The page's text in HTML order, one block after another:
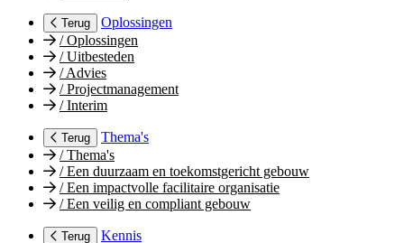
Terug
Oplossingen
/Oplossingen
/Uitbesteden
/Advies
/Projectmanagement
/Interim
Terug
Thema's
/Thema's
/Een duurzaam en toekomstgericht gebouw
/Een impactvolle facilitaire organisatie
/Een veilig en compliant gebouw
Terug
Kennis